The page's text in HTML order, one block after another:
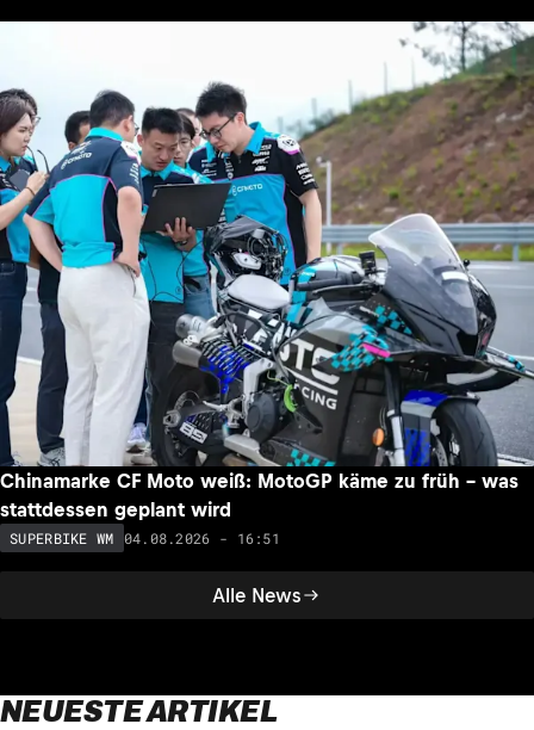
Alle News
Chinamarke CF Moto weiß: MotoGP käme zu früh – was
stattdessen geplant wird
SUPERBIKE WM 04.08.2026 - 16:51
NEUESTE ARTIKEL